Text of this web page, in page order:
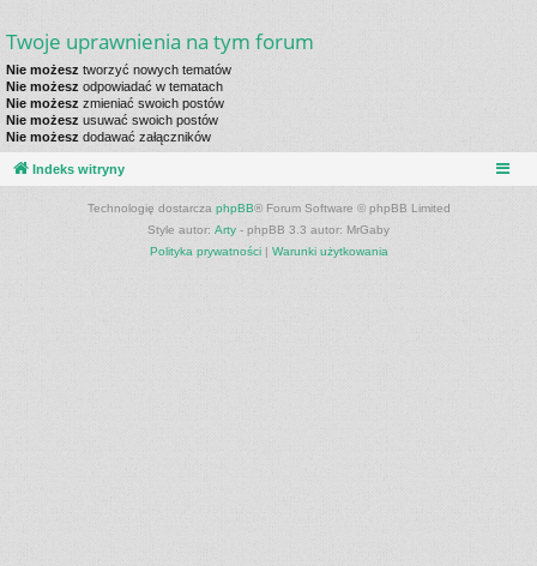
Twoje uprawnienia na tym forum
Nie możesz tworzyć nowych tematów
Nie możesz odpowiadać w tematach
Nie możesz zmieniać swoich postów
Nie możesz usuwać swoich postów
Nie możesz dodawać załączników
Indeks witryny
Technologię dostarcza phpBB® Forum Software © phpBB Limited
Style autor: Arty - phpBB 3.3 autor: MrGaby
Polityka prywatności| Warunki użytkowania